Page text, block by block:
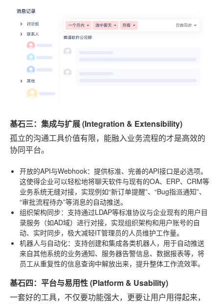
基石三：集成与扩展 (Integration & Extensibility)
孤立的沟通工具价值有限，能融入业务流程的才是高效的
协同平台。
开放的API与Webhook：提供标准、完善的API接口是必选项。
这使得企业可以轻松地将聊天软件与现有的OA、ERP、CRM等
业务系统无缝对接，实现例如“新订单提醒”、“Bug指派通知”、
“审批流程待办”等消息的自动推送。
组织架构同步：支持通过LDAP等标准协议与企业现有的用户目
录服务（如AD域）进行对接，实现组织架构和用户账号的自
动、实时同步，极大减轻IT管理员的人员维护工作量。
机器人与自动化：支持创建和集成各类机器人，用于自动推送
来自其他系统的业务通知、服务器告警信息、数据报表等，将
员工从重复性的信息查询中解放出来，提升整体工作流效率。
基石四：平台与易用性 (Platform & Usability)
一套好的工具，不仅要功能强大，更要让用户用得起来，